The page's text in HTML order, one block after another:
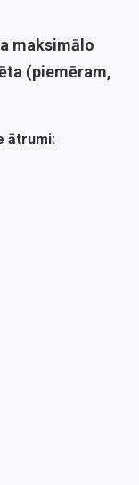
maksimālo
(piemēram,
ātrumi: